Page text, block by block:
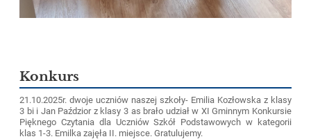
Konkurs
21.10.2025r. dwoje uczniów naszej szkoły- Emilia Kozłowska z klasy
3 bi i Jan Paździor z klasy 3 as brało udział w XI Gminnym Konkursie
Pięknego Czytania dla Uczniów Szkół Podstawowych w kategorii
klas 1-3. Emilka zajęła II. miejsce. Gratulujemy.